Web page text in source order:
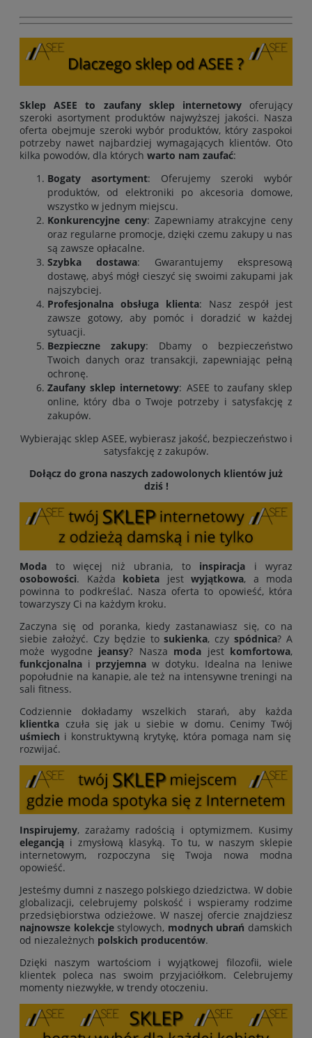
Sklep ASEE to zaufany sklep internetowyoferujący
szeroki asortyment produktów najwyższej jakości. Nasza
oferta obejmuje szeroki wybór produktów, który zaspokoi
potrzeby nawet najbardziej wymagających klientów. Oto
kilka powodów, dla których warto nam zaufać:
Bogaty asortyment: Oferujemy szeroki wybór
produktów, od elektroniki po akcesoria domowe,
wszystko w jednym miejscu.
Konkurencyjne ceny: Zapewniamy atrakcyjne ceny
oraz regularne promocje, dzięki czemu zakupy u nas
są zawsze opłacalne.
Szybka dostawa: Gwarantujemy ekspresową
dostawę, abyś mógł cieszyć się swoimi zakupami jak
najszybciej.
Profesjonalna obsługa klienta: Nasz zespół jest
zawsze gotowy, aby pomóc i doradzić w każdej
sytuacji.
Bezpieczne zakupy: Dbamy o bezpieczeństwo
Twoich danych oraz transakcji, zapewniając pełną
ochronę.
Zaufany sklep internetowy: ASEE to zaufany sklep
online, który dba o Twoje potrzeby i satysfakcję z
zakupów.
Wybierając sklep ASEE, wybierasz jakość, bezpieczeństwo i
satysfakcję z zakupów.
Dołącz do grona naszych zadowolonych klientów już
dziś !
Moda to więcej niż ubrania, to inspiracja i wyraz
osobowości. Każda kobieta jest wyjątkowa, a moda
powinna to podkreślać. Nasza oferta to opowieść, która
towarzyszy Ci na każdym kroku.
Zaczyna się od poranka, kiedy zastanawiasz się, co na
siebie założyć. Czy będzie tosukienka, czyspódnica? A
może wygodne jeansy? Nasza moda jest komfortowa,
funkcjonalna i przyjemna w dotyku. Idealna na leniwe
popołudnie na kanapie, ale też na intensywne treningi na
sali fitness.
Codziennie dokładamy wszelkich starań, aby każda
klientka czuła się jak u siebie w domu. Cenimy Twój
uśmiech i konstruktywną krytykę, która pomaga nam się
rozwijać.
Inspirujemy, zarażamy radością i optymizmem. Kusimy
elegancją i zmysłową klasyką. To tu, w naszym sklepie
internetowym, rozpoczyna się Twoja nowa modna
opowieść.
Jesteśmy dumni z naszego polskiego dziedzictwa. W dobie
globalizacji, celebrujemy polskość i wspieramy rodzime
przedsiębiorstwa odzieżowe. W naszej ofercie znajdziesz
najnowsze kolekcjestylowych, modnych ubrań damskich
od niezależnych polskich producentów.
Dzięki naszym wartościom i wyjątkowej filozofii, wiele
klientek poleca nas swoim przyjaciółkom. Celebrujemy
momenty niezwykłe, w trendy otoczeniu.